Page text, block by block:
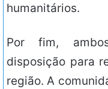
humanitários.
Por fim,
disposição para
região. A